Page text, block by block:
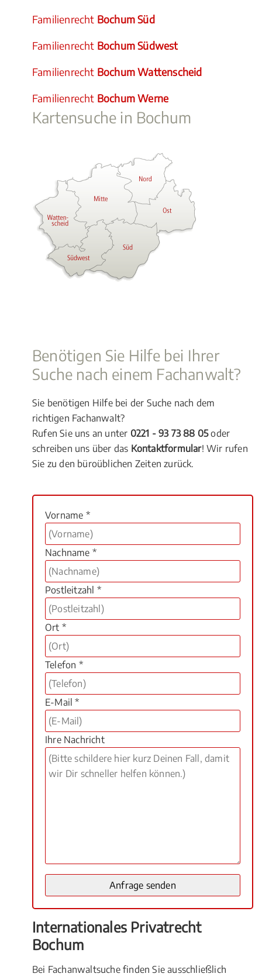
Familienrecht Bochum Süd
Familienrecht Bochum Südwest
Familienrecht Bochum Wattenscheid
Familienrecht Bochum Werne
Kartensuche in Bochum
Benötigen Sie Hilfe bei Ihrer
Suche nach einem Fachanwalt?
Sie benötigen Hilfe bei der Suche nach dem
richtigen Fachanwalt?
Rufen Sie uns an unter 0221 - 93 73 88 05oder
schreiben uns über das Kontaktformular! Wir rufen
Sie zu den büroüblichen Zeiten zurück.
Vorname *
Nachname *
Postleitzahl *
Ort *
Telefon *
E-Mail *
Ihre Nachricht
Internationales Privatrecht
Bochum
Bei Fachanwaltsuche finden Sie ausschließlich